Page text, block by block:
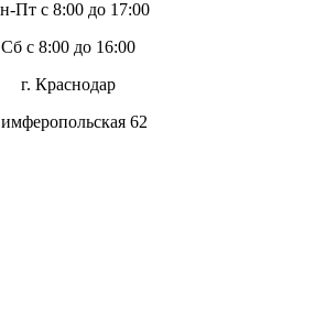
Пт с 8:00 до 17:00
Сб с 8:00 до 16:00
г. Краснодар
62